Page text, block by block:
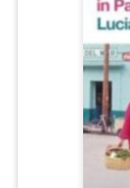
Szótár, nyelvkönyv
Tankönyv, segédkönyv
Társadalomtudomány
Természettudomány